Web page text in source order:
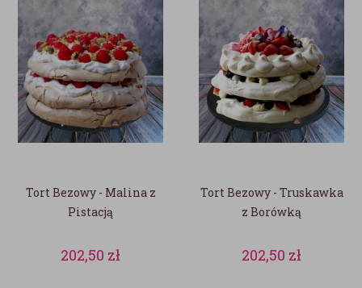
Tort Bezowy - Malina z
Pistacją
202,50 zł
Tort Bezowy - Truskawka
z Borówką
202,50 zł